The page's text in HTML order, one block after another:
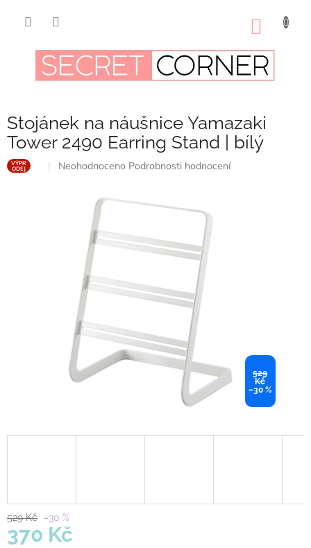
Stojánek na náušnice Yamazaki
Tower 2490 Earring Stand | bílý
VÝPR
ODEJ
Průměrné
hvězdiček.
Neohodnoceno Podrobnosti hodnocení
529
Kč
–30 %
529 Kč –30 %
370 Kč